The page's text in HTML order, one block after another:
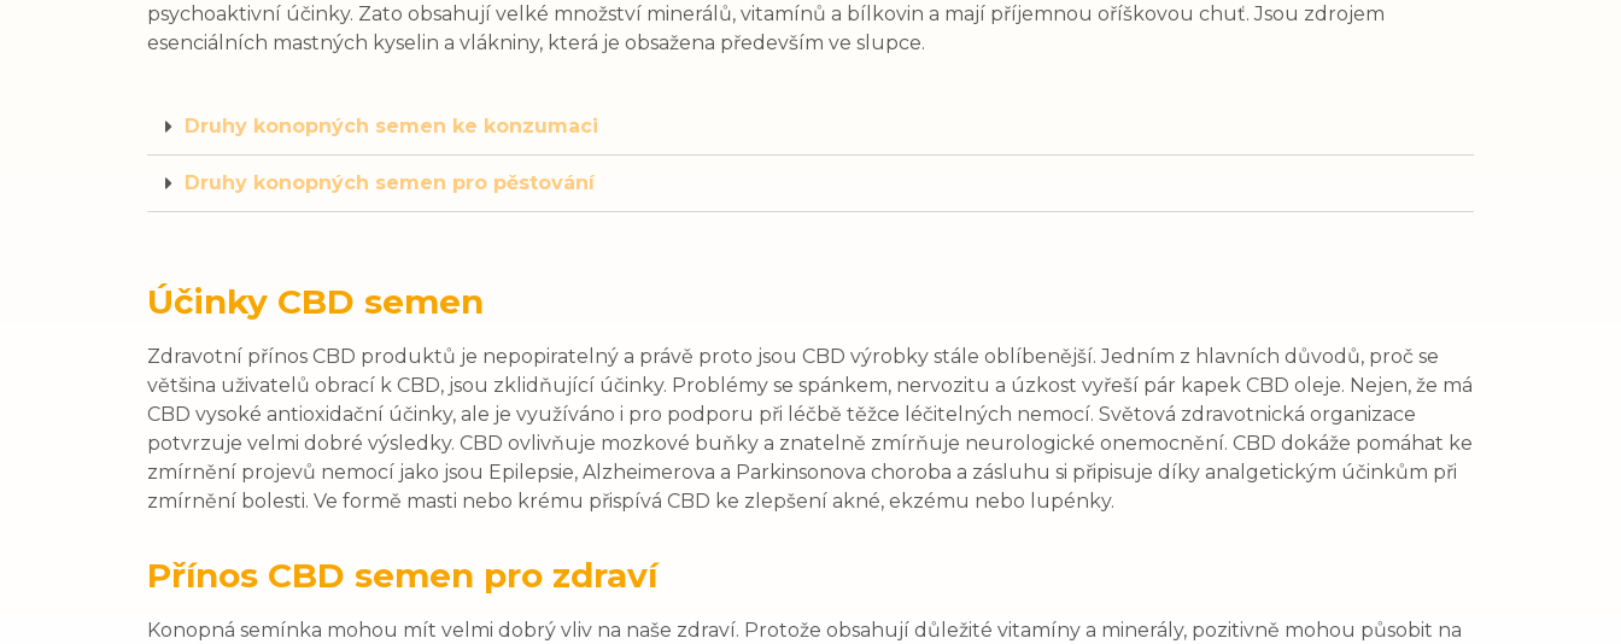
psychoaktivní účinky. Zato obsahují velké množství minerálů, vitamínů a bílkovin a mají příjemnou oříškovou chuť. Jsou zdrojem
esenciálních mastných kyselin a vlákniny, která je obsažena především ve slupce.
Druhy konopných semen ke konzumaci
Druhy konopných semen pro pěstování
Účinky CBD semen
Zdravotní přínos CBD produktů je nepopiratelný a právě proto jsou CBD výrobky stále oblíbenější. Jedním z hlavních důvodů, proč se
většina uživatelů obrací k CBD, jsou zklidňující účinky. Problémy se spánkem, nervozitu a úzkost vyřeší pár kapek CBD oleje. Nejen, že má
CBD vysoké antioxidační účinky, ale je využíváno i pro podporu při léčbě těžce léčitelných nemocí. Světová zdravotnická organizace
potvrzuje velmi dobré výsledky. CBD ovlivňuje mozkové buňky a znatelně zmírňuje neurologické onemocnění. CBD dokáže pomáhat ke
zmírnění projevů nemocí jako jsou Epilepsie, Alzheimerova a Parkinsonova choroba a zásluhu si připisuje díky analgetickým účinkům při
zmírnění bolesti. Ve formě masti nebo krému přispívá CBD ke zlepšení akné, ekzému nebo lupénky.
Přínos CBD semen pro zdraví
Konopná semínka mohou mít velmi dobrý vliv na naše zdraví. Protože obsahují důležité vitamíny a minerály, pozitivně mohou působit na